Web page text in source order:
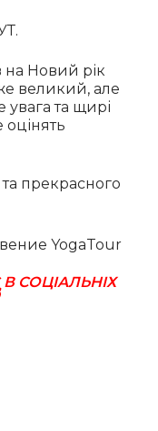
на Новий рік
великий, але
увага та щирі
та прекрасного
YogaTour
СОЦІАЛЬНІХ